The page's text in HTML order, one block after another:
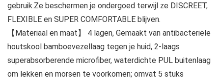
gebruik.Ze beschermen je ondergoed terwijl ze DISCREET,
FLEXIBLE en SUPER COMFORTABLE blijven.
【Materiaal en maat】 4 lagen, Gemaakt van antibacteriële
houtskool bamboevezellaag tegen je huid, 2-laags
superabsorberende microfiber, waterdichte PUL buitenlaag
om lekken en morsen te voorkomen; omvat 5 stuks